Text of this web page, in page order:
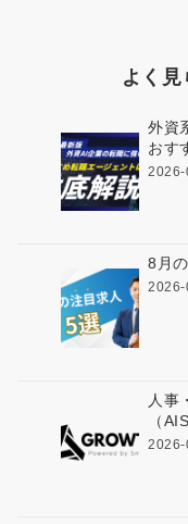
よく
外資
おす
2026-
8月
2026-
人事
（
2026-